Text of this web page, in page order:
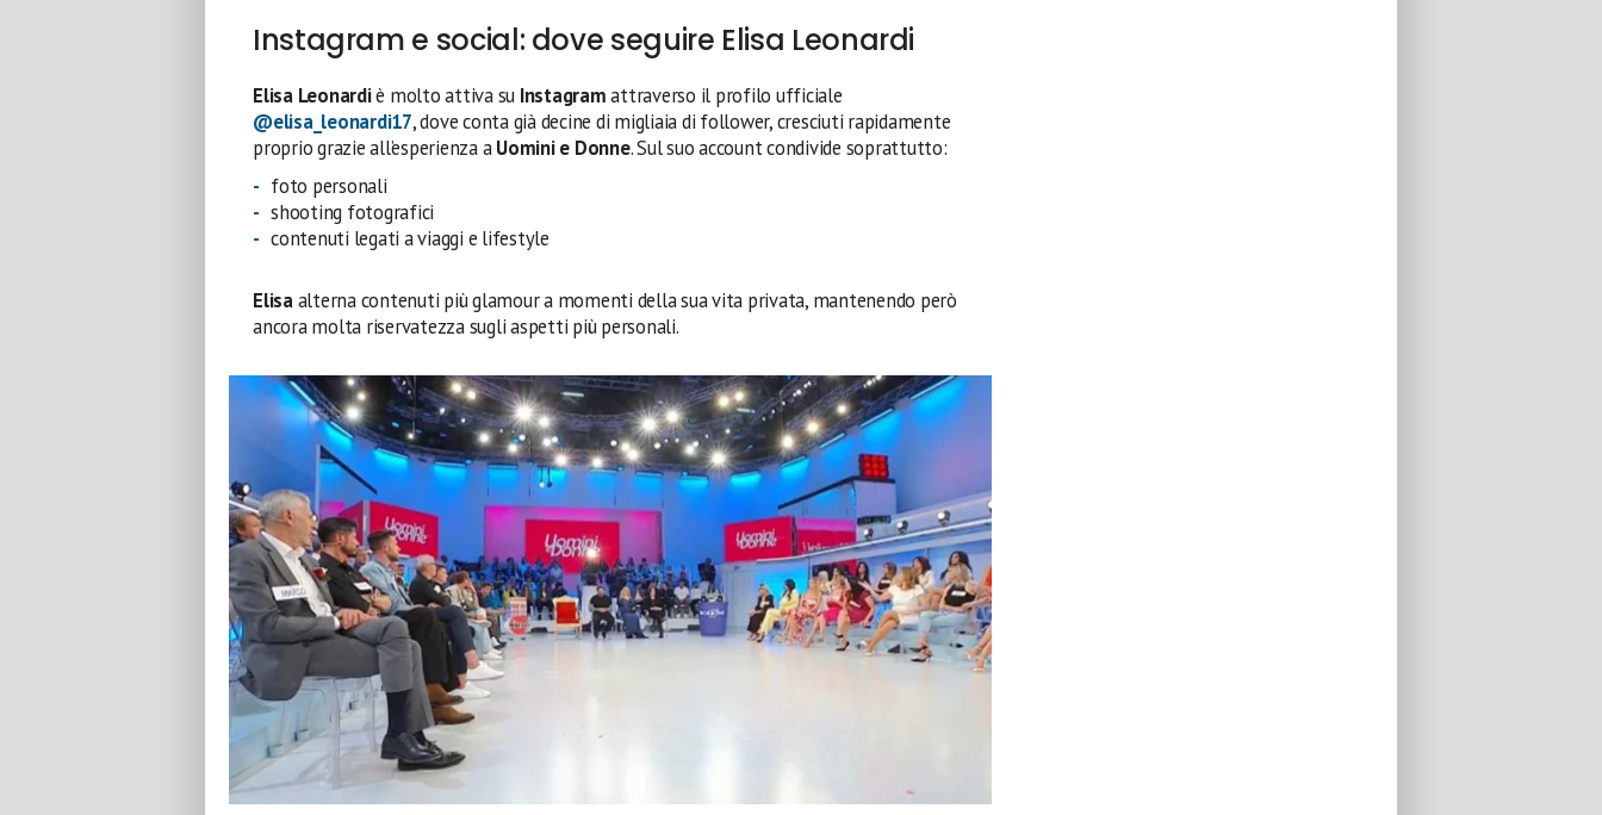
Instagram e social: dove seguire Elisa Leonardi
Elisa Leonardiè molto attiva su Instagramattraverso il profilo ufficiale
@elisa_leonardi17, dove conta già decine di migliaia di follower, cresciuti rapidamente
proprio grazie all’esperienza aUomini e Donne. Sul suo account condivide soprattutto:
foto personali
shooting fotografici
contenuti legati a viaggi e lifestyle
Elisaalterna contenuti più glamour a momenti della sua vita privata, mantenendo però
ancora molta riservatezza sugli aspetti più personali.